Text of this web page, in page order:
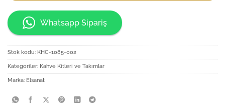
Whatsapp Sipariş
Stok kodu: KHC-1085-002
Kategoriler: Kahve Kitleri ve Takımlar
Marka: Elsanat